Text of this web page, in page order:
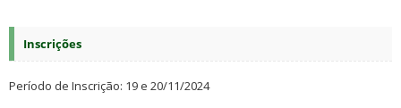
Inscrições
Período de Inscrição: 19 e 20/11/2024